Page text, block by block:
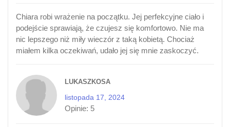
Chiara robi wrażenie na początku. Jej perfekcyjne ciało i
podejście sprawiają, że czujesz się komfortowo. Nie ma
nic lepszego niż miły wieczór z taką kobietą. Chociaż
miałem kilka oczekiwań, udało jej się mnie zaskoczyć.
LUKASZKOSA
listopada 17, 2024
Opinie: 5